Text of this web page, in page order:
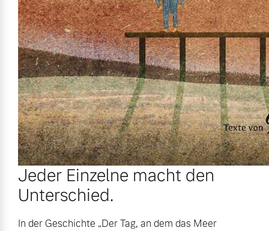
Jeder Einzelne macht den
Unterschied.
In der Geschichte „Der Tag, an dem das Meer